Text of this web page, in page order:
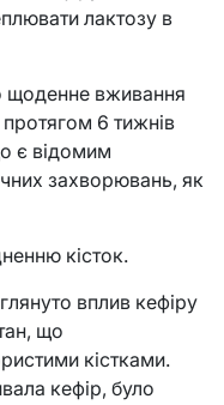
лактозу в
щоденне вживання
протягом 6 тижнів
є відомим
захворювань, як
кісток.
вплив кефіру
що
кістками.
кефір, було